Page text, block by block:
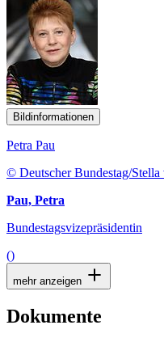
Bildinformationen
Petra Pau
© Deutscher Bundestag/Stella
Pau, Petra
Bundestagsvizepräsidentin
()
mehr anzeigen
Dokumente